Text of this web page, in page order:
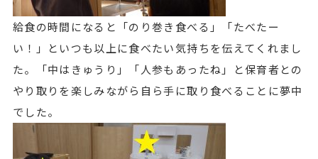
給食の時間になると「のり巻き食べる」「たべたー
い！」といつも以上に食べたい気持ちを伝えてくれまし
た。「中はきゅうり」「人参もあったね」と保育者との
やり取りを楽しみながら自ら手に取り食べることに夢中
でした。